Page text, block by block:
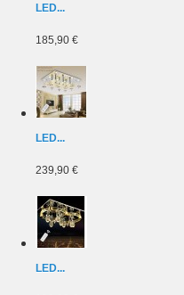
LED...
185,90 €
LED...
239,90 €
LED...